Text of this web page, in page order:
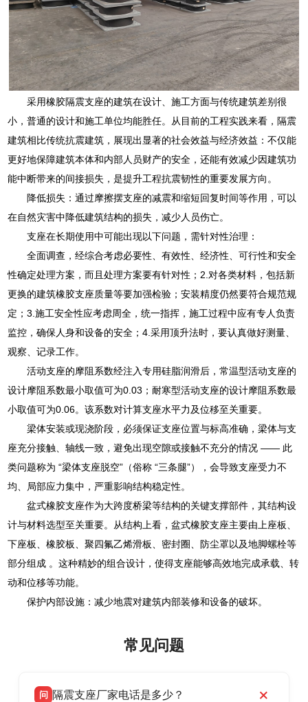
采用橡胶隔震支座的建筑在设计、施工方面与传统建筑差别很
小，普通的设计和施工单位均能胜任。从目前的工程实践来看，隔震
建筑相比传统抗震建筑，展现出显著的社会效益与经济效益：不仅能
更好地保障建筑本体和内部人员财产的安全，还能有效减少因建筑功
能中断带来的间接损失，是提升工程抗震韧性的重要发展方向。
降低损失：通过摩擦摆支座的减震和缩短回复时间等作用，可以
在自然灾害中降低建筑结构的损失，减少人员伤亡。
支座在长期使用中可能出现以下问题，需针对性治理：
全面调查，经综合考虑必要性、有效性、经济性、可行性和安全
性确定处理方案，而且处理方案要有针对性；2.对各类材料，包括新
更换的建筑橡胶支座质量等要加强检验；安装精度仍然要符合规范规
定；3.施工安全性应考虑周全，统一指挥，施工过程中应有专人负责
监控，确保人身和设备的安全；4.采用顶升法时，要认真做好测量、
观察、记录工作。
活动支座的摩阻系数经注入专用硅脂润滑后，常温型活动支座的
设计摩阻系数最小取值可为0.03；耐寒型活动支座的设计摩阻系数最
小取值可为0.06。该系数对计算支座水平力及位移至关重要。
梁体安装或现浇阶段，必须保证支座位置与标高准确，梁体与支
座充分接触、轴线一致，避免出现空隙或接触不充分的情况 —— 此
类问题称为 “梁体支座脱空”（俗称 “三条腿”），会导致支座受力不
均、局部应力集中，严重影响结构稳定性。
盆式橡胶支座作为大跨度桥梁等结构的关键支撑部件，其结构设
计与材料选型至关重要。从结构上看，盆式橡胶支座主要由上座板、
下座板、橡胶板、聚四氟乙烯滑板、密封圈、防尘罩以及地脚螺栓等
部分组成 。这种精妙的组合设计，使得支座能够高效地完成承载、转
动和位移等功能。
保护内部设施：减少地震对建筑内部装修和设备的破坏。
常见问题
问 隔震支座厂家电话是多少？